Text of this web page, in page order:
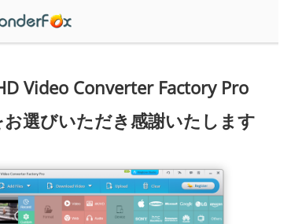
Video Converter Factory Pro
お選びいただき感謝いたします